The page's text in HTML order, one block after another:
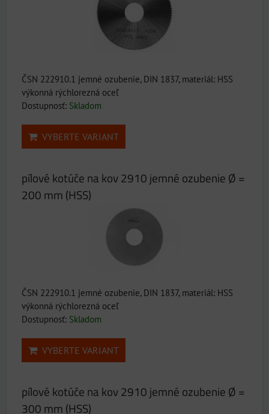
ČSN 222910.1 jemné ozubenie, DIN 1837, materiál: HSS
výkonná rýchlorezná oceľ
Dostupnosť: Skladom
VYBERTE VARIANT
pílové kotúče na kov 2910 jemné ozubenie Ø =
200 mm (HSS)
ČSN 222910.1 jemné ozubenie, DIN 1837, materiál: HSS
výkonná rýchlorezná oceľ
Dostupnosť: Skladom
VYBERTE VARIANT
pílové kotúče na kov 2910 jemné ozubenie Ø =
300 mm (HSS)